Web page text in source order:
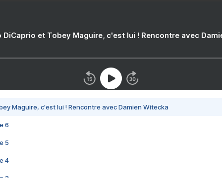
DiCaprio et Tobey Maguire, c'est lui ! Rencontre avec
Maguire, c'est lui ! Rencontre avec Damien Witecka
6
5
4